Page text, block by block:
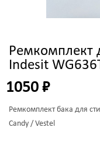
Ремкомплект
Indesit
1050 ₽
Ремкомплект бака для
Candy / Vestel